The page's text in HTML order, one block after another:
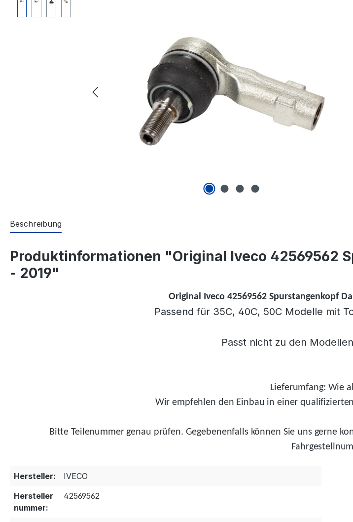
Beschreibung
Produktinformationen "Original Iveco 42569562
- 2019"
Original Iveco 42569562 Spurstangenkopf
Passend für 35C, 40C, 50C Modelle mit
Passt nicht zu den
Lieferumfang: Wie
Wir empfehlen den Einbau in einer
Bitte Teilenummer genau prüfen. Gegebenenfalls können Sie uns gerne
Hersteller:
IVECO
Hersteller
nummer:
42569562